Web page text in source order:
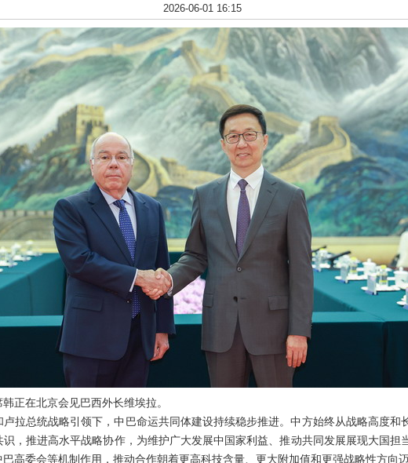
2026-06-01 16:15
正在北京会见巴西外长维埃拉。
拉总统战略引领下，中巴命运共同体建设持续稳步推进。中方始终从战略高度和
，推进高水平战略协作，为维护广大发展中国家利益、推动共同发展展现大国担
高委会等机制作用，推动合作朝着更高科技含量、更大附加值和更强战略性方向迈